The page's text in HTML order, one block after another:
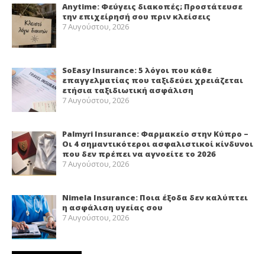
Anytime: Φεύγεις διακοπές; Προστάτευσε
την επιχείρησή σου πριν κλείσεις
7 Αυγούστου, 2026
SoEasy Insurance: 5 λόγοι που κάθε
επαγγελματίας που ταξιδεύει χρειάζεται
ετήσια ταξιδιωτική ασφάλιση
7 Αυγούστου, 2026
Palmyri Insurance: Φαρμακείο στην Κύπρο –
Οι 4 σημαντικότεροι ασφαλιστικοί κίνδυνοι
που δεν πρέπει να αγνοείτε το 2026
7 Αυγούστου, 2026
Nimela Insurance: Ποια έξοδα δεν καλύπτει
η ασφάλιση υγείας σου
7 Αυγούστου, 2026